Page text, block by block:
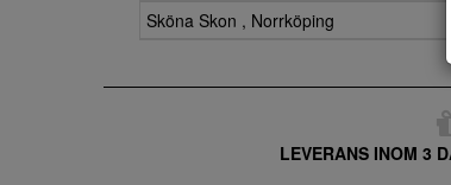
Sköna Skon , Norrköping
LEVERANS INOM 3